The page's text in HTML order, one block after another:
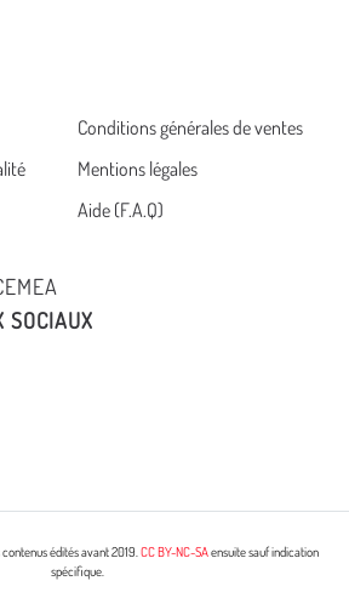
Conditions générales de ventes
Mentions légales
Aide (F.A.Q)
SOCIAUX
édités avant 2019. CC BY-NC-SAensuite sauf indication
spécifique.